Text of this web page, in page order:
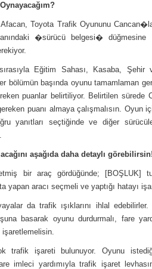
Afacan, Toyota Trafik Oyununu
�sürücü belgesi�
Eğitim Sahası, Kasaba, Şehir
bölümün başında oyunu tamamlaman
puanlar belirtiliyor. Belirtilen
puanı almaya çalışmalısın. Oyun
yanıtları seçtiğinde ve diğer
aşağıda daha detaylı görebilirsin!
bir araç gördüğünde; [BOŞLUK]
yapan aracı seçmeli ve yaptığı hatayı
da trafik ışıklarını ihlal
basarak oyunu durdurmalı, fare
işaretlemelisin.
trafik işareti bulunuyor. Oyunu
imleci yardımıyla trafik işaret